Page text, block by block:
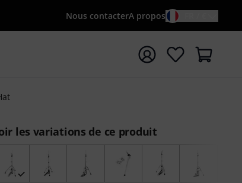
Nous contacterA propos
recherche avec le terme de recherche
les variations de ce produit